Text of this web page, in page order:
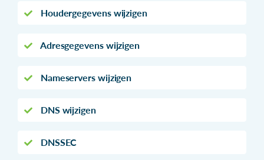
Houdergegevens wijzigen
Adresgegevens wijzigen
Nameservers wijzigen
DNS wijzigen
DNSSEC